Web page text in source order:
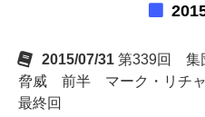
2015/07/31 第339回 集
脅威 前半 マーク・リチ
最終回